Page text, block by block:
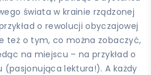
świata w krainie rządzonej
o rewolucji obyczajowej
też o tym, co można zobaczyć,
na miejscu – na przykład o
lektura!). A każdy